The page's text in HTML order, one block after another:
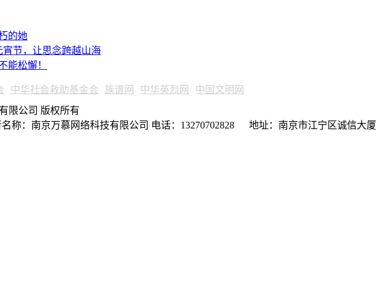
的她
节，让思念跨越山海
能松懈！
中华社会救助基金会 族谱网 中华英烈网
中国文明网
限公司 版权所有
称：南京万慕网络科技有限公司 电话：13270702828 地址：南京市江宁区诚信大厦